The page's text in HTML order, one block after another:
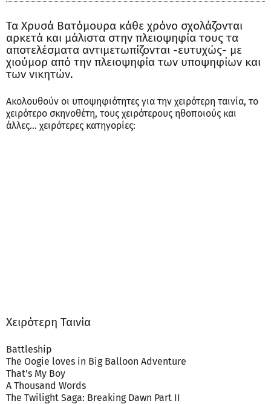
Τα Χρυσά Βατόμουρα κάθε χρόνο σχολάζονται
αρκετά και μάλιστα στην πλειοψηφία τους τα
αποτελέσματα αντιμετωπίζονται -ευτυχώς- με
χιούμορ από την πλειοψηφία των υποψηφίων και
των νικητών.
Ακολουθούν οι υποψηφιότητες για την χειρότερη ταινία, το
χειρότερο σκηνοθέτη, τους χειρότερους ηθοποιούς και
άλλες... χειρότερες κατηγορίες:
Χειρότερη Ταινία
Battleship
The Oogie loves in Big Balloon Adventure
That's My Boy
A Thousand Words
The Twilight Saga: Breaking Dawn Part II